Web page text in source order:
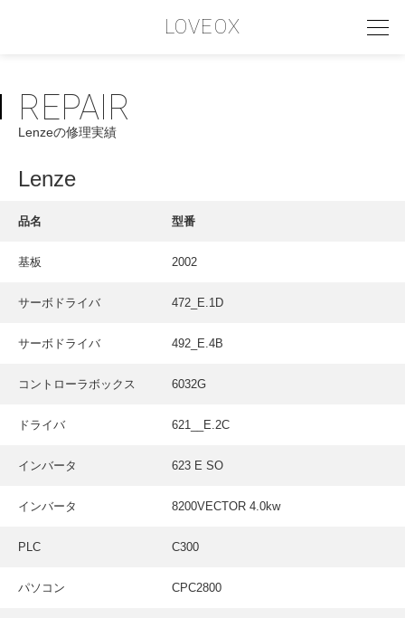
LOVEOX
PHILOSOPHY
フィロソフィー
COMPANY PROFILE
INTERVIEW
お客様インタビュー
RECRUIT
お問い合わせ
REPAIR
Lenzeの修理実績
Lenze
品名 型番
基板 2002
サーボドライバ 472_E.1D
サーボドライバ 492_E.4B
コントローラボックス 6032G
ドライバ 621__E.2C
インバータ 623 E SO
インバータ 8200VECTOR 4.0kw
PLC C300
パソコン CPC2800